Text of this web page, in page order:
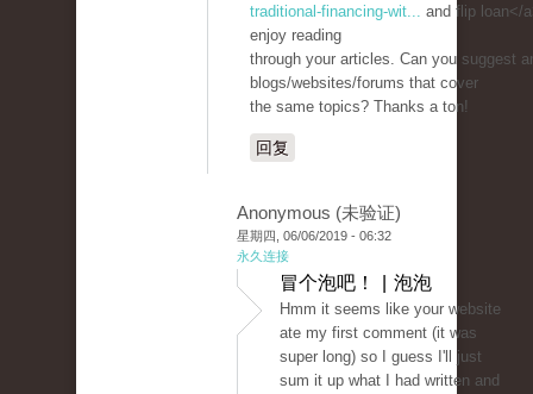
traditional-financing-wit... and flip loan</
enjoy reading
through your articles. Can you suggest
blogs/websites/forums that cover
the same topics? Thanks a ton!
回复
Anonymous (未验证)
星期四, 06/06/2019 - 06:32
永久连接
冒个泡吧！ | 泡泡
Hmm it seems like your website
ate my first comment (it was
super long) so I guess I'll just
sum it up what I had written and